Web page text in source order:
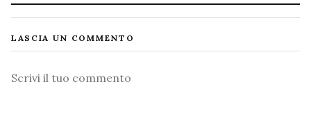
LASCIA UN COMMENTO
Commento